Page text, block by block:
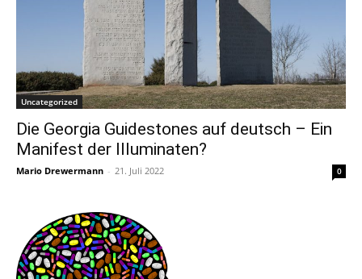
Uncategorized
Die Georgia Guidestones auf deutsch – Ein
Manifest der Illuminaten?
Mario Drewermann - 21. Juli 2022 0